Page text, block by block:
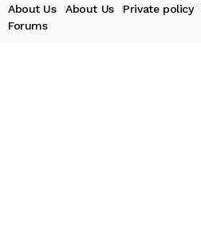
About Us About Us Private policy
Forums